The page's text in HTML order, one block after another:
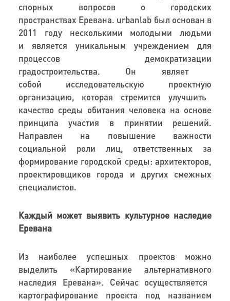
спорных вопросов о городских
пространствах Еревана. urbanlab был основан в
2011 году несколькими молодыми людьми
и является уникальным учреждением для
процессов демократизации
градостроительства. Он являет
собой исследовательскую проектную
организацию, которая стремится улучшить
качество среды обитания человека на основе
принципа
участия в принятии решений.
Направлен
на повышение важности
социальной роли лиц, ответственных
за
формирование городской среды: архитекторов,
проектировщиков города и других смежных
специалистов.
Каждый может выявить культурное наследие
Еревана
Из наиболее успешных проектов можно
выделить «Картирование альтернативного
наследия Еревана». Сейчасосуществляется
картографирование
проекта под названием